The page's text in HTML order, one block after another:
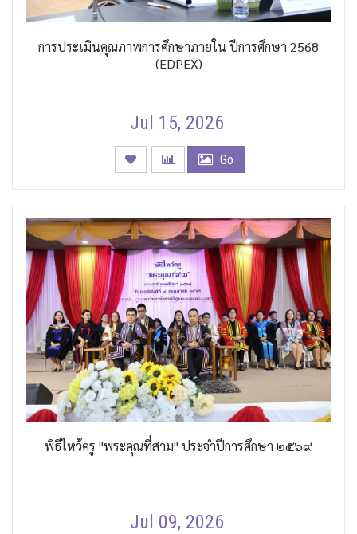
การประเมินคุณภาพการศึกษาภายใน ปีการศึกษา 2568
(EDPEX)
Jul 15, 2026
Go
พิธีไหว้ครู "พระคุณที่สาม" ประจำปีการศึกษา ๒๕๖๙
Jul 09, 2026